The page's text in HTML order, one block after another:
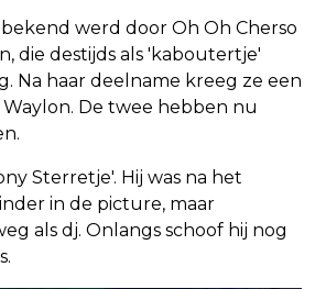
werd door Oh Oh Cherso
die destijds als 'kaboutertje'
Na haar deelname kreeg ze een
De twee hebben nu
Sterretje'. Hij was na het
in de picture, maar
als dj. Onlangs schoof hij nog